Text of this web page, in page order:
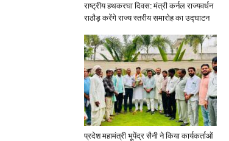
राष्ट्रीय हथकरघा दिवस: मंत्री कर्नल राज्यवर्धन
राठौड़ करेंगे राज्य स्तरीय समारोह का उद्घाटन
प्रदेश महामंत्री भूपेंद्र सैनी ने किया कार्यकर्ताओं